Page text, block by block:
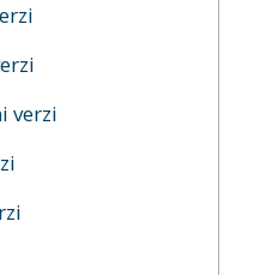
verzi